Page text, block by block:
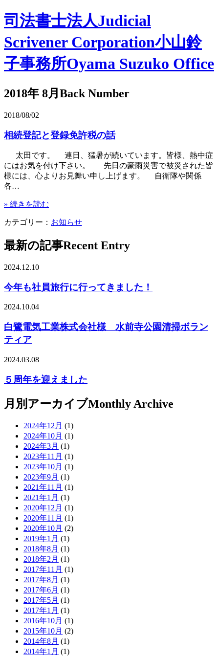
司法書士法人Judicial
Scrivener Corporation小山鈴
子事務所Oyama Suzuko Office
2018年 8月 Back Number
2018/08/02
相続登記と登録免許税の話
太田です。 連日、猛暑が続いています。皆様、熱中症
にはお気を付け下さい。 先日の豪雨災害で被災された皆
様には、心よりお見舞い申し上げます。 自衛隊や関係
各…
» 続きを読む
カテゴリー： お知らせ
最新の記事Recent Entry
2024.12.10
今年も社員旅行に行ってきました！
2024.10.04
白鷺電気工業株式会社様 水前寺公園清掃ボラン
ティア
2024.03.08
５周年を迎えました
月別アーカイブMonthly Archive
2024年12月 (1)
2024年10月 (1)
2024年3月 (1)
2023年11月 (1)
2023年10月 (1)
2023年9月 (1)
2021年11月 (1)
2021年1月 (1)
2020年12月 (1)
2020年11月 (1)
2020年10月 (2)
2019年1月 (1)
2018年8月 (1)
2018年2月 (1)
2017年11月 (1)
2017年8月 (1)
2017年6月 (1)
2017年5月 (1)
2017年1月 (1)
2016年10月 (1)
2015年10月 (2)
2014年8月 (1)
2014年1月 (1)